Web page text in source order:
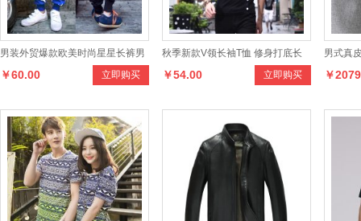
男装外贸爆款欧美时尚星星长裤男
立即购买
￥60.00
秋季新款V领长袖T恤 修身打底长
袖T恤衫 男士T恤 立即购买
￥54.00
男式真
男皮衣
￥